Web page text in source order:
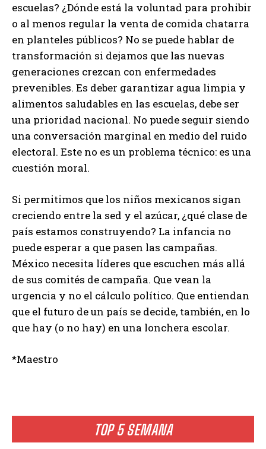
TOP 5 SEMANA
escuelas? ¿Dónde está la voluntad para prohibir
o al menos regular la venta de comida chatarra
en planteles públicos? No se puede hablar de
transformación si dejamos que las nuevas
generaciones crezcan con enfermedades
prevenibles. Es deber garantizar agua limpia y
alimentos saludables en las escuelas, debe ser
una prioridad nacional. No puede seguir siendo
una conversación marginal en medio del ruido
electoral. Este no es un problema técnico: es una
cuestión moral.
Si permitimos que los niños mexicanos sigan
creciendo entre la sed y el azúcar, ¿qué clase de
país estamos construyendo? La infancia no
puede esperar a que pasen las campañas.
México necesita líderes que escuchen más allá
de sus comités de campaña. Que vean la
urgencia y no el cálculo político. Que entiendan
que el futuro de un país se decide, también, en lo
que hay (o no hay) en una lonchera escolar.
*Maestro